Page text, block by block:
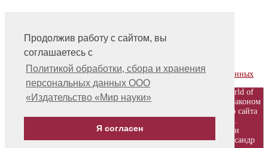
Продолжив работу с сайтом, вы
соглашаетесь с
Политикой обработки, сбора и хранения
персональных данных ООО
«Издательство «Мир науки»
Я согласен
На главную
Контакты, учредитель, редакция
Политика обработки, сбора и хранения персональных данных
© ООО «Издательство «Мир науки» \ «Publishing company «World of
science», LLC Материалы, размещенные на сайте, охраняются Законом
о защите авторских прав. Публикация любых материалов этого сайта
Авторские права на размещенные на сайте научные публикации
принадлежат их авторам. Разработка и поддержка сайта - Александр